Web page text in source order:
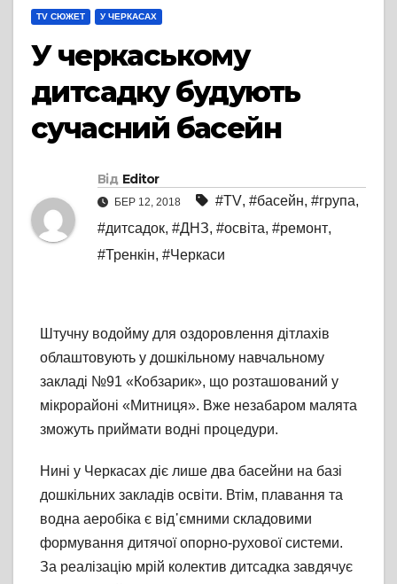
TV СЮЖЕТ У ЧЕРКАСАХ
У черкаському
дитсадку будують
сучасний басейн
Від Editor
БЕР 12, 2018 #TV, #басейн, #група,
#дитсадок, #ДНЗ, #освіта, #ремонт,
#Тренкін, #Черкаси
Штучну водойму для оздоровлення дітлахів
облаштовують у дошкільному навчальному
закладі №91 «Кобзарик», що розташований у
мікрорайоні «Митниця». Вже незабаром малята
зможуть приймати водні процедури.
Нині у Черкасах діє лише два басейни на базі
дошкільних закладів освіти. Втім, плавання та
водна аеробіка є від᾽ємними складовими
формування дитячої опорно-рухової системи.
За реалізацію мрій колектив дитсадка завдячує